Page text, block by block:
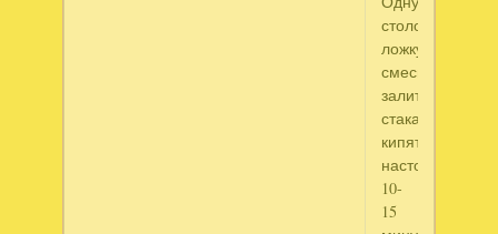
столовую
ложку
смеси
залить
стаканом
кипятка,
настоять
10-
15